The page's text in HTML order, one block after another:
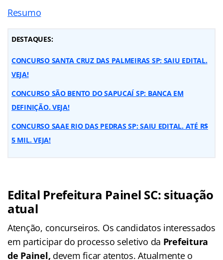
Resumo
DESTAQUES:
CONCURSO SANTA CRUZ DAS PALMEIRAS SP: SAIU EDITAL.
VEJA!
CONCURSO SÃO BENTO DO SAPUCAÍ SP: BANCA EM
DEFINIÇÃO. VEJA!
CONCURSO SAAE RIO DAS PEDRAS SP: SAIU EDITAL. ATÉ R$
5 MIL. VEJA!
Edital Prefeitura Painel SC: situação
atual
Atenção, concurseiros. Os candidatos interessados
em participar do processo seletivo da Prefeitura
de Painel, devem ficar atentos. Atualmente o